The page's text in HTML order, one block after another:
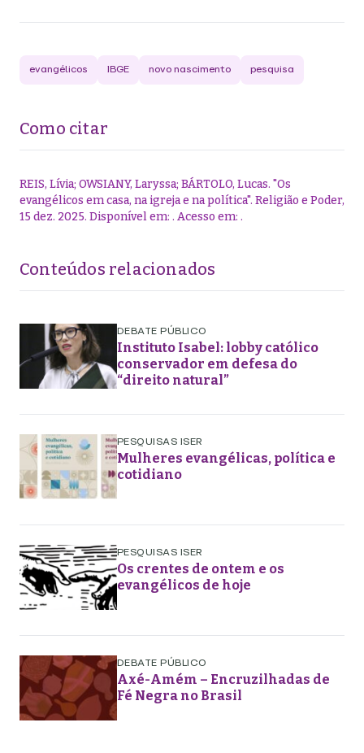
evangélicos IBGE novo nascimento pesquisa
Como citar
REIS, Lívia; OWSIANY, Laryssa; BÁRTOLO, Lucas. "Os
evangélicos em casa, na igreja e na política". Religião e Poder,
15 dez. 2025. Disponível em: . Acesso em: .
Conteúdos relacionados
DEBATE PÚBLICO
Instituto Isabel: lobby católico
conservador em defesa do
“direito natural”
PESQUISAS ISER
Mulheres evangélicas, política e
cotidiano
PESQUISAS ISER
Os crentes de ontem e os
evangélicos de hoje
DEBATE PÚBLICO
Axé-Amém – Encruzilhadas de
Fé Negra no Brasil